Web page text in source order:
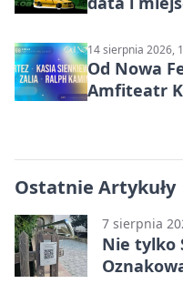
14 sierpnia 2026,
Od Nowa
Amfiteatr
Ostatnie Artykuły
7 sierpnia
Nie tylko